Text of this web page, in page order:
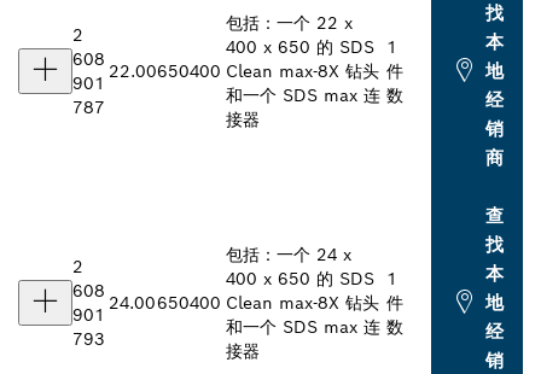
2
608
901
787
22.00650400
包括：一个 22 x
400 x 650 的 SDS
Clean max-8X 钻头
和一个 SDS max 连
接器
1
件
数
找
本
地
经
销
商
2
608
901
793
24.00650400
包括：一个 24 x
400 x 650 的 SDS
Clean max-8X 钻头
和一个 SDS max 连
接器
1
件
数
查
找
本
地
经
销